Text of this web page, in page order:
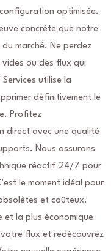
optimisée.
concrète que notre
marché. Ne perdez
vides ou des flux qui
utilise la
définitivement le
Profitez
direct avec une qualité
Nous assurons
réactif 24/7 pour
le moment idéal pour
et coûteux.
et la plus économique
votre flux et redécouvrez